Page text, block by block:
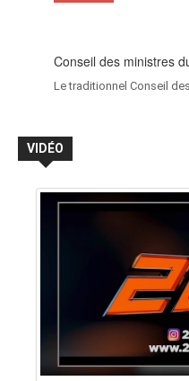
Conseil des ministres
Le traditionnel Conseil
VIDÉO